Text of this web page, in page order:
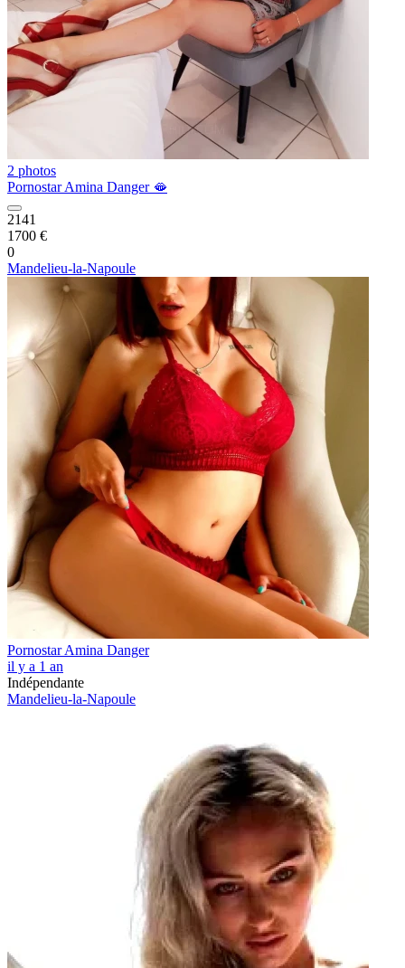
2 photos
Pornostar Amina Danger 🫦
2141
1700 €
0
Mandelieu-la-Napoule
Pornostar Amina Danger
il y a 1 an
Indépendante
Mandelieu-la-Napoule